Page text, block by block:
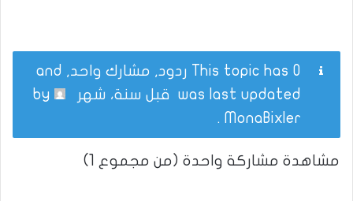
This topic has 0 ردود, مشارك واحد, and
was last updated قبل سنة، شهر
MonaBixler
.
مشاهدة مشاركة واحدة (من مجموع 1)